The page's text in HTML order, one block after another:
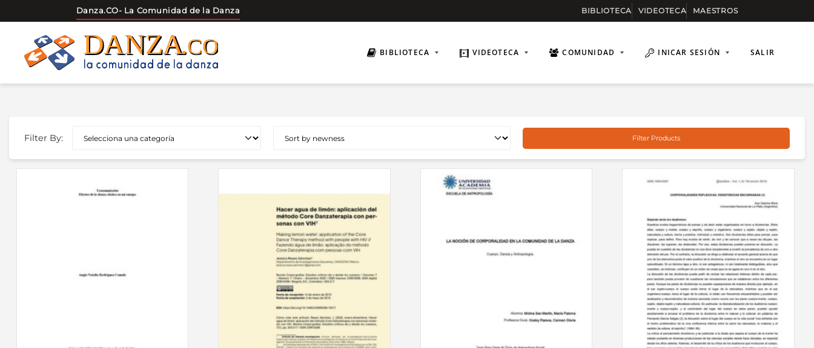
Danza.CO- La Comunidad de la Danza BIBLIOTECA VIDEOTECA MAESTROS
content
BIBLIOTECA VIDEOTECA COMUNIDAD INICAR SESIÓN SALIR
Filter By: Filter Products